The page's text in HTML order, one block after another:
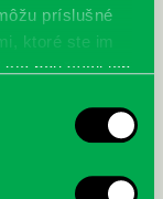
príslušné
ktoré ste im
používali ich